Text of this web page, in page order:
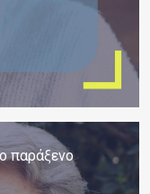
παράξενο